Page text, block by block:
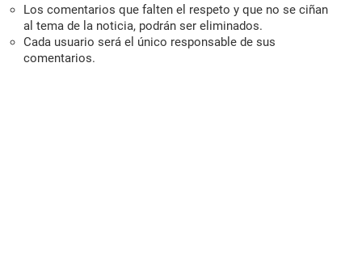
Los comentarios que falten el respeto y que no se ciñan
al tema de la noticia, podrán ser eliminados.
Cada usuario será el único responsable de sus
comentarios.